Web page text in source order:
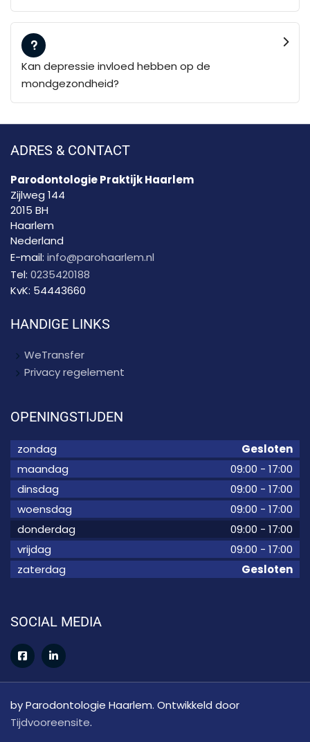
Kan depressie invloed hebben op de
mondgezondheid?
ADRES & CONTACT
Parodontologie Praktijk Haarlem
Zijlweg 144
2015 BH
Haarlem
Nederland
E-mail: info@parohaarlem.nl
Tel: 0235420188
KvK: 54443660
HANDIGE LINKS
WeTransfer
Privacy regelement
OPENINGSTIJDEN
zondag
Gesloten
maandag
09:00 - 17:00
dinsdag
09:00 - 17:00
woensdag
09:00 - 17:00
donderdag
09:00 - 17:00
vrijdag
09:00 - 17:00
zaterdag
Gesloten
SOCIAL MEDIA
by Parodontologie Haarlem. Ontwikkeld door
Tijdvooreensite.